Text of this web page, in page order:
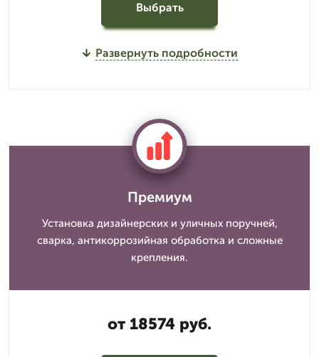
Выбрать
Развернуть подробности
Премиум
Установка дизайнерских и уличных поручней,
сварка, антикоррозийная обработка и сложные
крепления.
от 18574 руб.